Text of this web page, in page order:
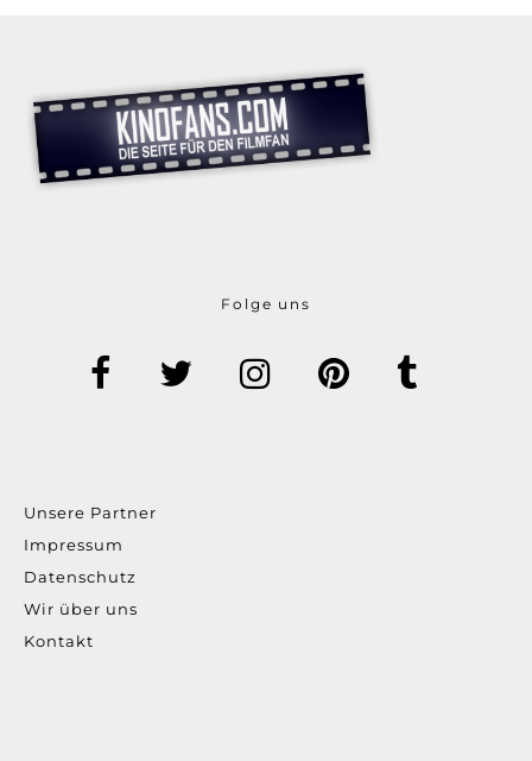
Folge uns
Unsere Partner
Impressum
Datenschutz
Wir über uns
Kontakt